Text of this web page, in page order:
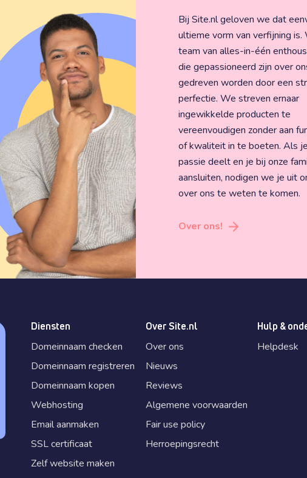
Bij Site.nl geloven we dat
ultieme vorm van verfijning is.
team van alles-in-één
die gepassioneerd zijn over
gedreven worden door een
perfectie. We streven ernaar
ingewikkelde producten te
vereenvoudigen zonder aan
of kwaliteit in te boeten. Als
passie deelt en je bij onze
aansluiten, nodigen we je uit
over ons te weten te komen.
Over ons!
Diensten
Domeinnaam checken
Domeinnaam registreren
Domeinnaam kopen
Webhosting
Email aanmaken
SSL certificaat
Zelf website maken
Over Site.nl
Over ons
Nieuws
Reviews
Algemene voorwaarden
Fair use policy
Herroepingsrecht
Hulp &
Helpdesk